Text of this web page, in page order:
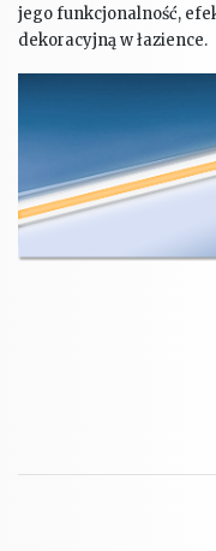
jego funkcjonalność,
dekoracyjną w łazience.